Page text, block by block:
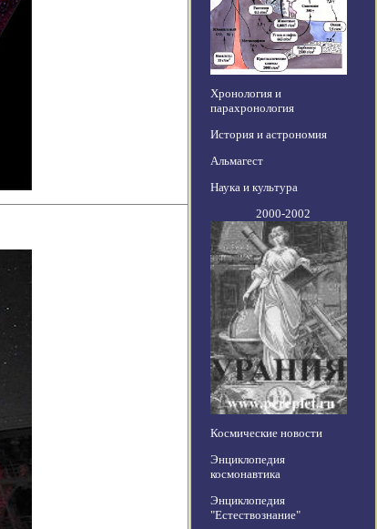
Хронология и
парахронология
История и астрономия
Альмагест
Наука и культура
2000-2002
Космические новости
Энциклопедия
космонавтика
Энциклопедия
"Естествознание"